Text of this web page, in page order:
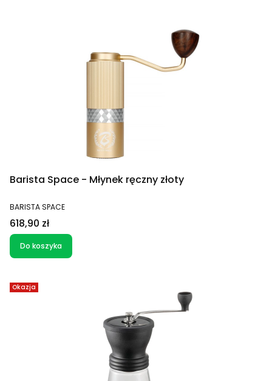
Barista Space - Młynek ręczny złoty
PRODUCENT
BARISTA SPACE
Cena
618,90 zł
Do koszyka
Okazja